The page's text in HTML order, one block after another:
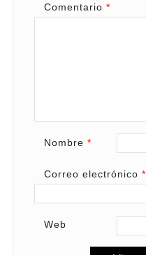
Comentario *
Nombre *
Correo electrónico *
Web